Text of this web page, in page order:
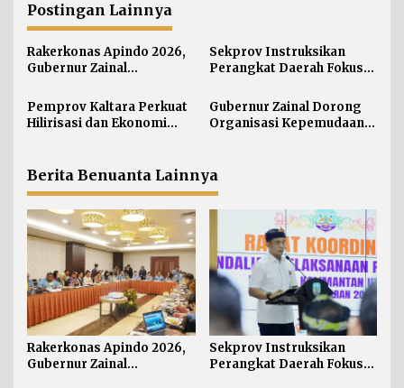
s
i
p
s
Postingan Lainnya
Rakerkonas Apindo 2026,
Gubernur Zainal
Strategis Kaltara ke
Perwakilan Negara
Sekprov Instruksikan
Perangkat Daerah Fokus
Pemprov Kaltara Perkuat
Hilirisasi dan Ekonomi
Gubernur Zainal Dorong
Organisasi Kepemudaan
Berita Benuanta Lainnya
Rakerkonas Apindo 2026,
Gubernur Zainal
Sekprov Instruksikan
Perangkat Daerah Fokus